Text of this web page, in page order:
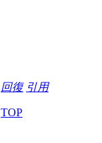
回復 引用
TOP